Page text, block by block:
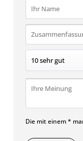
Die mit einem *